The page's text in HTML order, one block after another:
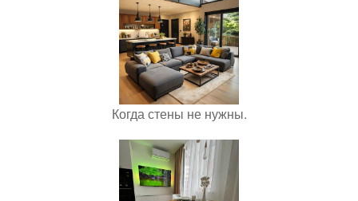
Когда стены не нужны.